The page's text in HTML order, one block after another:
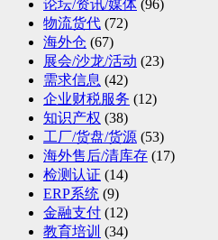
论坛/资讯/媒体 (96)
物流货代 (72)
海外仓 (67)
展会/沙龙/活动 (23)
需求信息 (42)
企业财税服务 (12)
知识产权 (38)
工厂/货盘/货源 (53)
海外售后/清库存 (17)
检测认证 (14)
ERP系统 (9)
金融支付 (12)
教育培训 (34)